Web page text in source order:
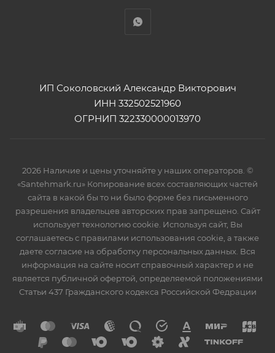
ИП Соколовский Александр Викторович
ИНН 332502521960
ОГРНИП 322330000013970
2026 Наличие и цены уточняйте у наших операторов. ©
«Santehmark.ru» Копирование всех составляющих частей
сайта в какой бы то ни было форме без письменного
разрешения владельцев авторских прав запрещено. Сайт
использует технологию cookie. Используя сайт, Вы
соглашаетесь с правилами использования cookie, а также
даете согласие на обработку персональных данных. Вся
информация на сайте носит справочный характер и не
является публичной офертой, определяемой положениями
Статьи 437 Гражданского кодекса Российской Федрации